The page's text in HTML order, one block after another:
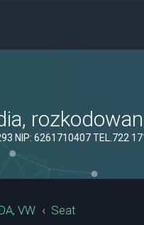
NIP: 6261710407 TEL.722
VW Seat